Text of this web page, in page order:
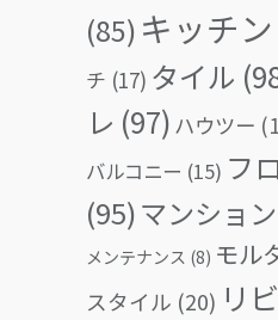
(85) キッチン
チ (17) タイル
レ (97) ハウツー
バルコニー (15) フ
(95)マンション
メンテナンス (8) モル
スタイル (20) リ